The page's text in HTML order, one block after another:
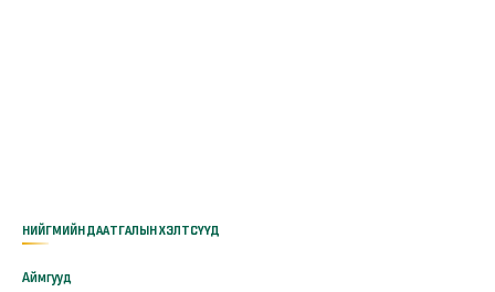
НИЙГМИЙН ДААТГАЛЫН ХЭЛТСҮҮД
Аймгууд